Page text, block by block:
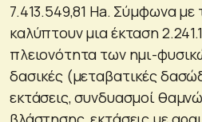
7.413.549,81 Ha. Σύμφωνα
καλύπτουν μια έκταση
πλειονότητα των ημι-
δασικές (μεταβατικές
εκτάσεις, συνδυασμοί